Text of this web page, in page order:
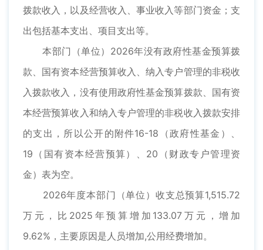
拨款收入，以及经营收入、事业收入等部门资金；支
出包括基本支出、项目支出等。
本部门（单位）2026年没有政府性基金预算拨
款、国有资本经营预算收入、纳入专户管理的非税收
入拨款收入，没有使用政府性基金预算拨款、国有资
本经营预算收入和纳入专户管理的非税收入拨款安排
的支出，所以公开的附件16-18（政府性基金）、
19（国有资本经营预算）、20（财政专户管理资
金）表为空。
2026年度本部门（单位）收支总预算1,515.72
万元，比2025年预算增加133.07万元，增加
9.62%，主要原因是人员增加,公用经费增加。